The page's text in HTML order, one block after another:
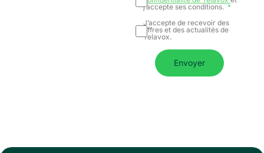
j’accepte ses conditions.
J’accepte de recevoir des
offres et des actualités de
Telavox.
Envoyer